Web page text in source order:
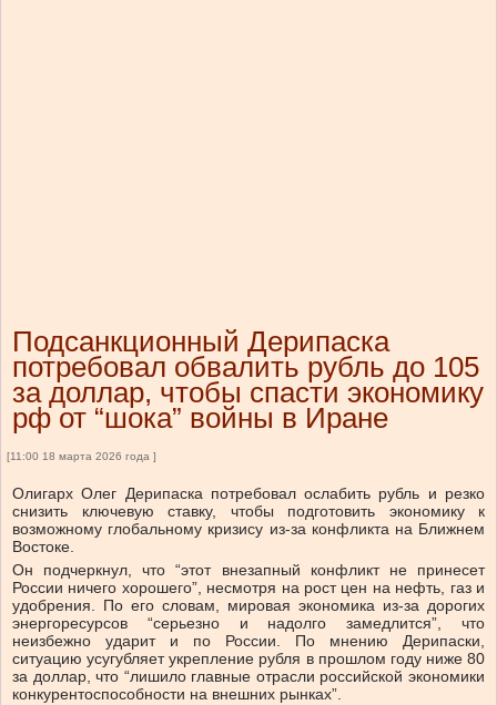
Подсанкционный Дерипаска
потребовал обвалить рубль до 105
за доллар, чтобы спасти экономику
рф от “шока” войны в Иране
[11:00 18 марта 2026 года ]
Олигарх Олег Дерипаска потребовал ослабить рубль и резко
снизить ключевую ставку, чтобы подготовить экономику к
возможному глобальному кризису из-за конфликта на Ближнем
Востоке.
Он подчеркнул, что “этот внезапный конфликт не принесет
России ничего хорошего”, несмотря на рост цен на нефть, газ и
удобрения. По его словам, мировая экономика из-за дорогих
энергоресурсов “серьезно и надолго замедлится”, что
неизбежно ударит и по России. По мнению Дерипаски,
ситуацию усугубляет укрепление рубля в прошлом году ниже 80
за доллар, что “лишило главные отрасли российской экономики
конкурентоспособности на внешних рынках”.